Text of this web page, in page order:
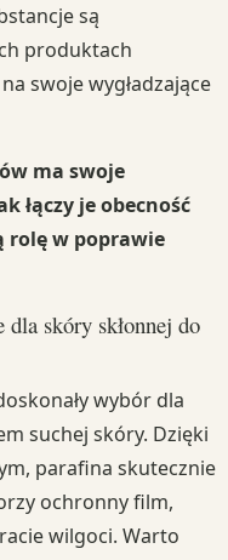
są
produktach
swoje wygładzające
ma swoje
łączy je obecność
w poprawie
dla skóry skłonnej do
wybór dla
suchej skóry. Dzięki
parafina skutecznie
ochronny film,
wilgoci. Warto